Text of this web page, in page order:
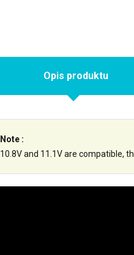
Opis produktu
Note :
10.8V and 11.1V are compatible,